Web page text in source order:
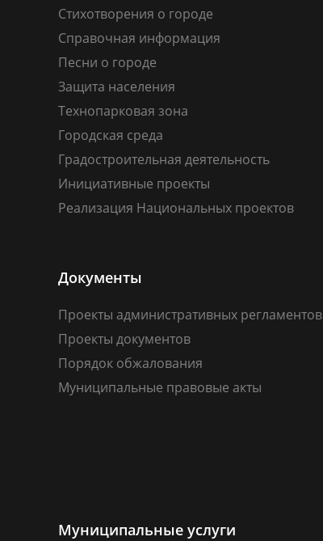
Стихотворения о городе
Справочная информация
Песни о городе
Защита населения
Технопарковая зона
Городская среда
Градостроительная деятельность
Инициативные проекты
Реализация Национальных проектов
Документы
Проекты административных регламентов
Проекты документов
Порядок обжалования
Муниципальные правовые акты
Муниципальные услуги